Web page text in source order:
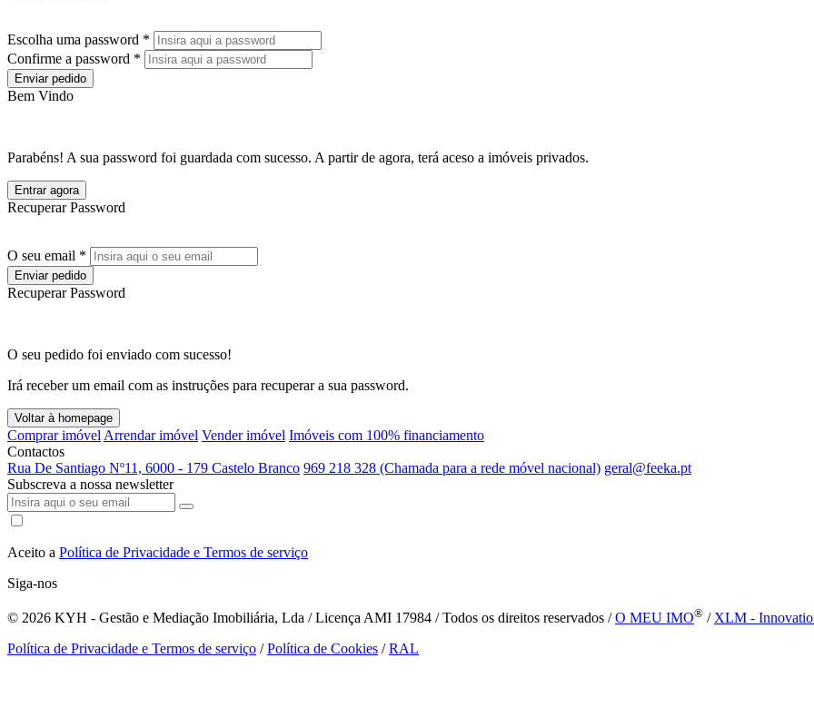
Escolha uma password *
Confirme a password *
Enviar pedido
Bem Vindo
Parabéns! A sua password foi guardada com sucesso. A partir de agora, terá aceso a imóveis privados.
Entrar agora
Recuperar Password
O seu email *
Enviar pedido
Recuperar Password
O seu pedido foi enviado com sucesso!
Irá receber um email com as instruções para recuperar a sua password.
Voltar à homepage
Comprar imóvel Arrendar imóvel Vender imóvel Imóveis com 100% financiamento
Contactos
Rua De Santiago Nº11, 6000 - 179 Castelo Branco 969 218 328 (Chamada para a rede móvel nacional) geral@feeka.pt
Subscreva a nossa newsletter
Aceito a Política de Privacidade e Termos de serviço
Siga-nos
© 2026 KYH - Gestão e Mediação Imobiliária, Lda / Licença AMI 17984 / Todos os direitos reservados /O MEU IMO® / XLM -
Política de Privacidade e Termos de serviço /Política de Cookies /RAL